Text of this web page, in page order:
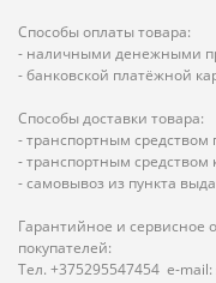
Способы оплаты товара:
- наличными денежными
- банковской платёжной
Способы доставки товара:
- транспортным средством
- транспортным
- самовывоз из пункта
Гарантийное и сервисное
покупателей:
Тел. +375295547454 e-mail: